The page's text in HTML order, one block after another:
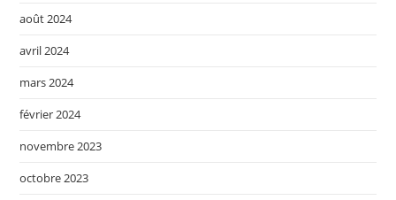
août 2024
avril 2024
mars 2024
février 2024
novembre 2023
octobre 2023